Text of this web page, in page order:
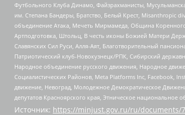
Футбольного Клуба Динамо, Файзрахманисты,
им. Степана Бандеры, Братство, Белый Крест, Misanthropic
объединение Атака, Мечеть Мирмамеда, Община Коренного
Артподготовка, Штольц, В честь иконы Божией Матери
Славянских Сил Руси, Алля-Аят, Благотворительный
Патриотический клуб-Новокузнецк/РПК, Сибирский
Народное объединение русского движения, Народное
Социалистических Районов, Meta Platforms Inc, Facebook,
движение, Невоград, Молодежное Демократическое
депутатов Красноярского края, Этническое
Источник: https://minjust.gov.ru/ru/documents/